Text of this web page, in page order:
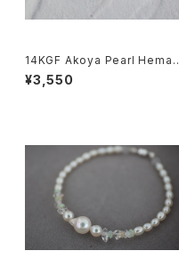
14KGF Akoya Pearl Hemati
te Earrings[kgf5576]
¥3,550